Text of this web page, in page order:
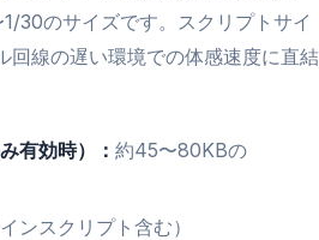
30のサイズです。スクリプトサイ
回線の遅い環境での体感速度に直結
有効時）： 約45〜80KBの
ンスクリプト含む）